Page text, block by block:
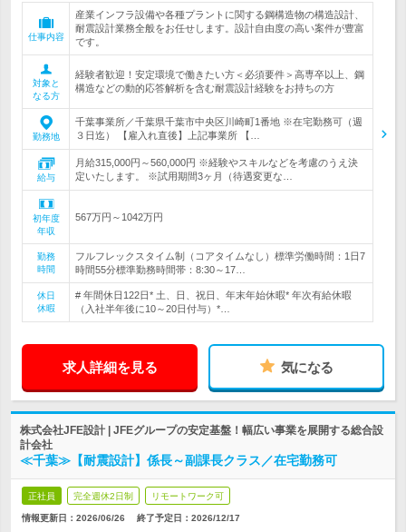
仕事内容
産業インフラ設備や各種プラントに関する鋼構造物の構造設計、
耐震設計業務全般をお任せします。設計自由度の高い案件が豊富
です。
対象と
なる方
経験者歓迎！安定環境で働きたい方＜必須要件＞高専卒以上、鋼
構造などの動的応答解析を含む耐震設計経験をお持ちの方
勤務地
千葉事業所／千葉県千葉市中央区川崎町1番地 ※在宅勤務可（週
３日迄） 【雇入れ直後】上記事業所 【…
給与
月給315,000円～560,000円 ※経験やスキルなどを考慮のうえ決
定いたします。 ※試用期間3ヶ月（待遇変更な…
初年度
年収
567万円～1042万円
勤務
時間
フルフレックスタイム制（コアタイムなし）標準労働時間：1日7
時間55分標準勤務時間帯：8:30～17…
休日
休暇
# 年間休日122日* 土、日、祝日、年末年始休暇* 年次有給休暇
（入社半年後に10～20日付与）*…
求人詳細を見る 気になる
株式会社JFE設計 | JFEグループの安定基盤！幅広い事業を展開する総合設
計会社
≪千葉≫【耐震設計】係長～副課長クラス／在宅勤務可
正社員 完全週休2日制 リモートワーク可
情報更新日：2026/06/26 終了予定日： 2026/12/17